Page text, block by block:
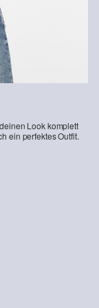
Look komplett
ein perfektes Outfit.